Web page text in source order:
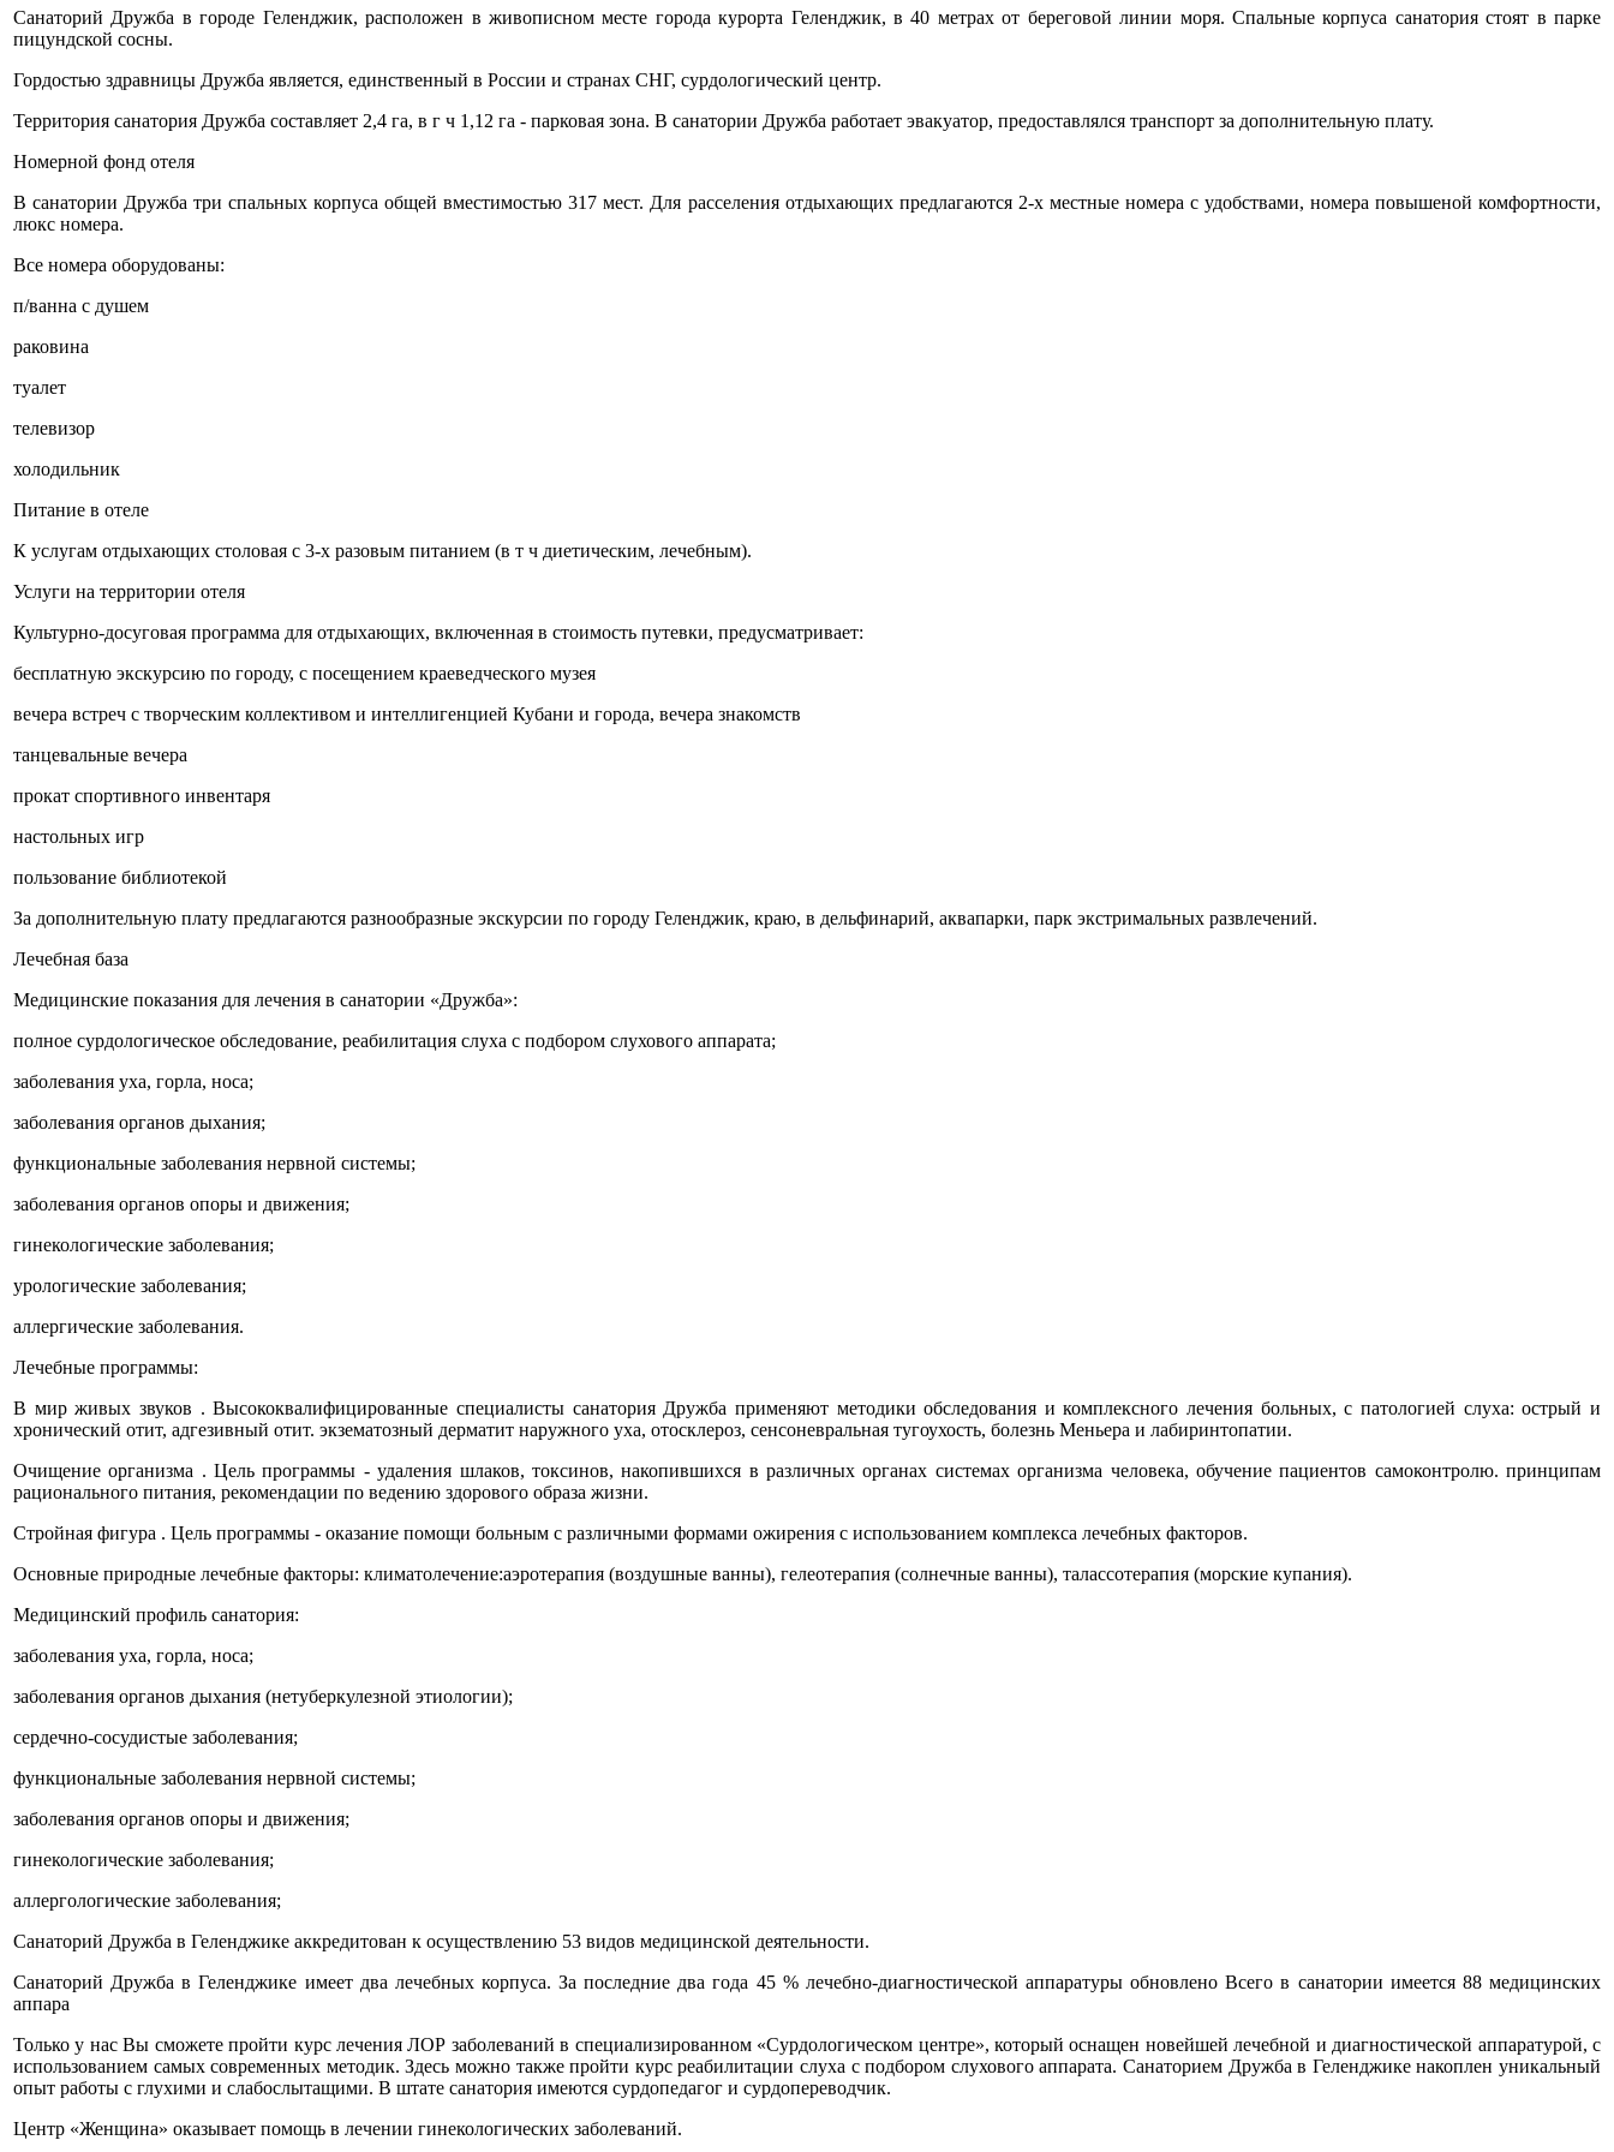
Санаторий Дружба в городе Геленджик, расположен в живописном месте города курорта Геленджик, в 40 метрах от береговой линии моря. Спальные корпуса санатория стоят в парке
пицундской сосны.
Гордостью здравницы Дружба является, единственный в России и странах СНГ, сурдологический центр.
Территория санатория Дружба составляет 2,4 га, в г ч 1,12 га - парковая зона. В санатории Дружба работает эвакуатор, предоставлялся транспорт за дополнительную плату.
Номерной фонд отеля
В санатории Дружба три спальных корпуса общей вместимостью 317 мест. Для расселения отдыхающих предлагаются 2-х местные номера с удобствами, номера повышеной комфортности,
люкс номера.
Все номера оборудованы:
п/ванна с душем
раковина
туалет
телевизор
холодильник
Питание в отеле
К услугам отдыхающих столовая с 3-х разовым питанием (в т ч диетическим, лечебным).
Услуги на территории отеля
Культурно-досуговая программа для отдыхающих, включенная в стоимость путевки, предусматривает:
бесплатную экскурсию по городу, с посещением краеведческого музея
вечера встреч с творческим коллективом и интеллигенцией Кубани и города, вечера знакомств
танцевальные вечера
прокат спортивного инвентаря
настольных игр
пользование библиотекой
За дополнительную плату предлагаются разнообразные экскурсии по городу Геленджик, краю, в дельфинарий, аквапарки, парк экстримальных развлечений.
Лечебная база
Медицинские показания для лечения в санатории «Дружба»:
полное сурдологическое обследование, реабилитация слуха с подбором слухового аппарата;
заболевания уха, горла, носа;
заболевания органов дыхания;
функциональные заболевания нервной системы;
заболевания органов опоры и движения;
гинекологические заболевания;
урологические заболевания;
аллергические заболевания.
Лечебные программы:
В мир живых звуков . Высококвалифицированные специалисты санатория Дружба применяют методики обследования и комплексного лечения больных, с патологией слуха: острый и
хронический отит, адгезивный отит. экзематозный дерматит наружного уха, отосклероз, сенсоневральная тугоухость, болезнь Меньера и лабиринтопатии.
Очищение организма . Цель программы - удаления шлаков, токсинов, накопившихся в различных органах системах организма человека, обучение пациентов самоконтролю. принципам
рационального питания, рекомендации по ведению здорового образа жизни.
Стройная фигура . Цель программы - оказание помощи больным с различными формами ожирения с использованием комплекса лечебных факторов.
Основные природные лечебные факторы: климатолечение:аэротерапия (воздушные ванны), гелеотерапия (солнечные ванны), талассотерапия (морские купания).
Медицинский профиль санатория:
заболевания уха, горла, носа;
заболевания органов дыхания (нетуберкулезной этиологии);
сердечно-сосудистые заболевания;
функциональные заболевания нервной системы;
заболевания органов опоры и движения;
гинекологические заболевания;
аллергологические заболевания;
Санаторий Дружба в Геленджике аккредитован к осуществлению 53 видов медицинской деятельности.
Санаторий Дружба в Геленджике имеет два лечебных корпуса. За последние два года 45 % лечебно-диагностической аппаратуры обновлено Всего в санатории имеется 88 медицинских
аппара
Только у нас Вы сможете пройти курс лечения ЛОР заболеваний в специализированном «Сурдологическом центре», который оснащен новейшей лечебной и диагностической аппаратурой, с
использованием самых современных методик. Здесь можно также пройти курс реабилитации слуха с подбором слухового аппарата. Санаторием Дружба в Геленджике накоплен уникальный
опыт работы с глухими и слабослытащими. В штате санатория имеются сурдопедагог и сурдопереводчик.
Центр «Женщина» оказывает помощь в лечении гинекологических заболеваний.